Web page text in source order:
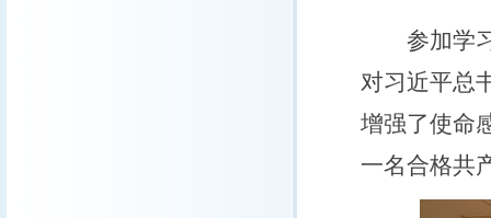
参加学习
对习近平总
增强了使命
一名合格共